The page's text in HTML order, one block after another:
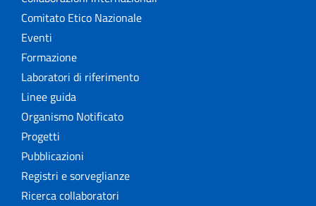
Comitato Etico Nazionale
Eventi
Formazione
Laboratori di riferimento
Linee guida
Organismo Notificato
Progetti
Pubblicazioni
Registri e sorveglianze
Ricerca collaboratori